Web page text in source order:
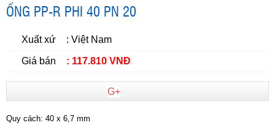
ỐNG PP-R PHI 40 PN 20
Xuất xứ : Việt Nam
Giá bán : 117.810 VNĐ
G+
Quy cách: 40 x 6,7 mm